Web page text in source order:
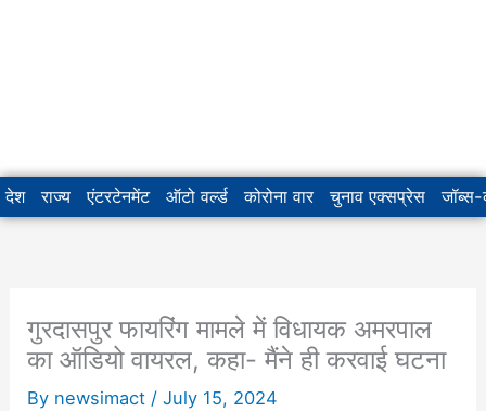
देश राज्य एंटरटेनमेंट ऑटो वर्ल्ड कोरोना वार चुनाव एक्सप्रेस जॉब्स-
गुरदासपुर फायरिंग मामले में विधायक अमरपाल
का ऑडियो वायरल, कहा- मैंने ही करवाई घटना
By newsimact /July 15, 2024